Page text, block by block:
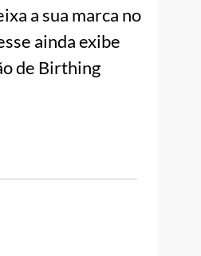
a sua marca no
ainda exibe
de Birthing